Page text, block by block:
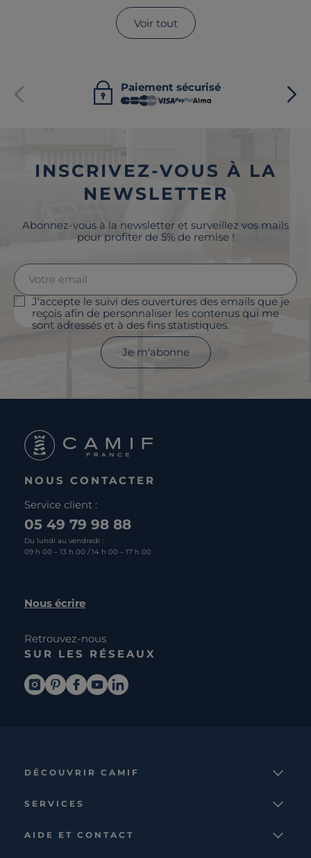
Voir tout
Paiement sécurisé
INSCRIVEZ-VOUS À LA
NEWSLETTER
Abonnez-vous à la newsletter et surveillez vos mails
pour profiter de 5% de remise !
J'accepte le suivi des ouvertures des emails que je
reçois afin de personnaliser les contenus qui me
sont adressés et à des fins statistiques.
Je m'abonne
NOUS CONTACTER
Service client :
05 49 79 98 88
Du lundi au vendredi :
09 h 00 – 13 h 00 / 14 h 00 – 17 h 00
Nous écrire
Retrouvez-nous
SUR LES RÉSEAUX
DÉCOUVRIR CAMIF
Nos collections
SERVICES
AIDE ET CONTACT